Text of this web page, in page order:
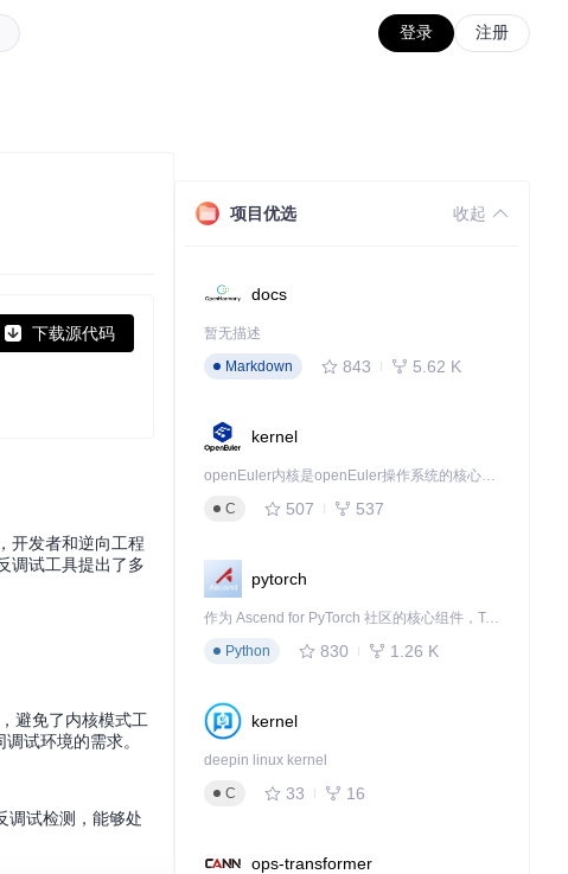
登录 注册
下载源代码
开发者和逆向工程
调试工具提出了多
避免了内核模式工
试环境的需求。
调试检测，能够处
项目优选 收起
docs
暂无描述
Markdown
843 5.62 K
kernel
openEuler内核是openEuler操作系统的核心，既是系统性能与稳定性的基石，也是连接处理器、设备与服务的桥梁。
C
507 537
pytorch
作为 Ascend for PyTorch 社区的核心组件，TorchNPU 是昇腾专为 PyTorch 打造的深度学习适配插件，使 PyTorch 框架能够直接调用昇腾 NPU，为开发者提供昇腾 AI 处理器的超强算力。
Python
830 1.26 K
kernel
deepin linux kernel
C
33 16
ops-transformer